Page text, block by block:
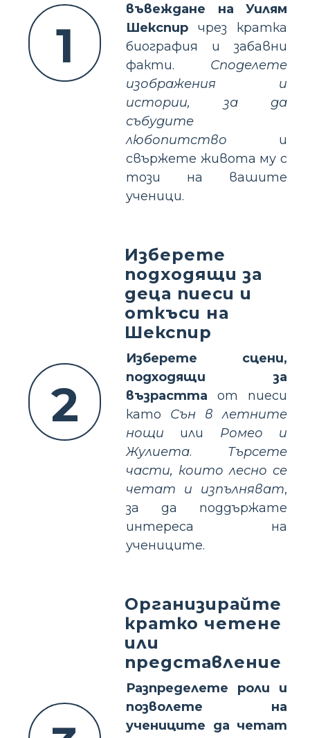
1
въвеждане на Уилям
Шекспир чрез кратка
биография и забавни
факти. Споделете
изображения и
истории, за да
събудите
любопитство и
свържете живота му с
този на вашите
ученици.
2
Изберете
подходящи за
деца пиеси и
откъси на
Шекспир
Изберете сцени,
подходящи за
възрастта от пиеси
като Сън в летните
нощи или Ромео и
Жулиета. Търсете
части, които лесно се
четат и изпълняват,
за да поддържате
интереса на
учениците.
Организирайте
кратко четене
или
представление
Разпределете роли и
позволете на
учениците да четат